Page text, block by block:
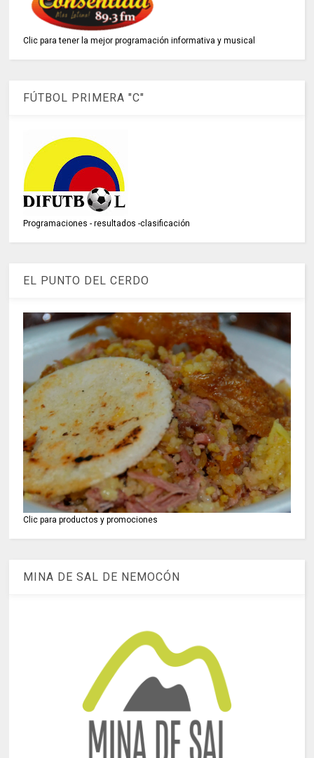
Clic para tener la mejor programación informativa y musical
FÚTBOL PRIMERA "C"
Programaciones - resultados -clasificación
EL PUNTO DEL CERDO
Clic para productos y promociones
MINA DE SAL DE NEMOCÓN